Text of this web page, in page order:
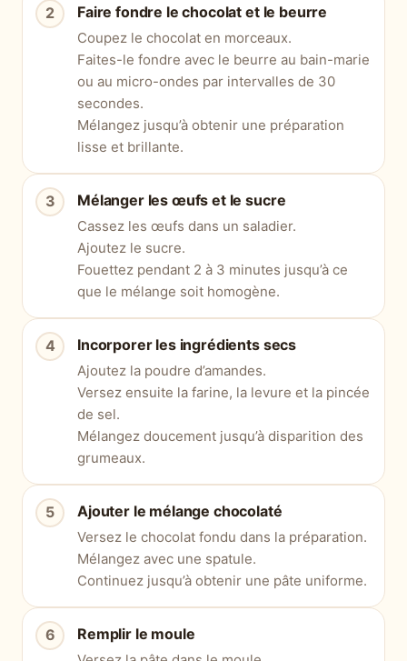
Faire fondre le chocolat et le beurre
Coupez le chocolat en morceaux.
Faites-le fondre avec le beurre au bain-marie
ou au micro-ondes par intervalles de 30
secondes.
Mélangez jusqu’à obtenir une préparation
lisse et brillante.
Mélanger les œufs et le sucre
Cassez les œufs dans un saladier.
Ajoutez le sucre.
Fouettez pendant 2 à 3 minutes jusqu’à ce
que le mélange soit homogène.
Incorporer les ingrédients secs
Ajoutez la poudre d’amandes.
Versez ensuite la farine, la levure et la pincée
de sel.
Mélangez doucement jusqu’à disparition des
grumeaux.
Ajouter le mélange chocolaté
Versez le chocolat fondu dans la préparation.
Mélangez avec une spatule.
Continuez jusqu’à obtenir une pâte uniforme.
Remplir le moule